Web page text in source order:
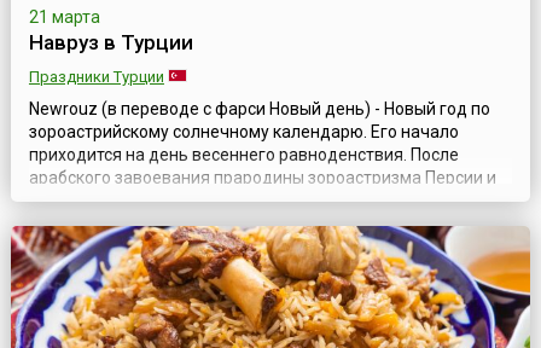
21 марта
Навруз в Турции
Праздники Турции
Newrouz (в переводе с фарси Новый день) - Новый год по
зороастрийскому солнечному календарю. Его начало
приходится на день весеннего равноденствия. После
арабского завоевания прародины зороастризма Персии и
насаждения ислама утратил магический смысл,
превратившись просто в предлог лишний раз отдохнуть.
Ноуруз до сих пор справляется народностями Средней
Азии, Азербайджана и Закавказья как народ...